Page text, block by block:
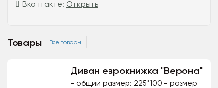
Вконтакте: Открыть
Товары Все товары
Диван еврокнижка "Верона"
- общий размер: 225*100 - размер